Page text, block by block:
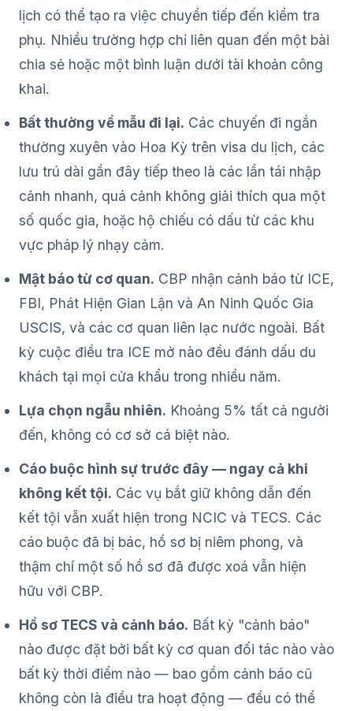
lịch có thể tạo ra việc chuyển tiếp đến kiểm tra
phụ. Nhiều trường hợp chỉ liên quan đến một bài
chia sẻ hoặc một bình luận dưới tài khoản công
khai.
Bất thường về mẫu đi lại. Các chuyến đi ngắn
thường xuyên vào Hoa Kỳ trên visa du lịch, các
lưu trú dài gần đây tiếp theo là các lần tái nhập
cảnh nhanh, quá cảnh không giải thích qua một
số quốc gia, hoặc hộ chiếu có dấu từ các khu
vực pháp lý nhạy cảm.
Mật báo từ cơ quan. CBP nhận cảnh báo từ ICE,
FBI, Phát Hiện Gian Lận và An Ninh Quốc Gia
USCIS, và các cơ quan liên lạc nước ngoài. Bất
kỳ cuộc điều tra ICE mở nào đều đánh dấu du
khách tại mọi cửa khẩu trong nhiều năm.
Lựa chọn ngẫu nhiên. Khoảng 5% tất cả người
đến, không có cơ sở cá biệt nào.
Cáo buộc hình sự trước đây — ngay cả khi
không kết tội. Các vụ bắt giữ không dẫn đến
kết tội vẫn xuất hiện trong NCIC và TECS. Các
cáo buộc đã bị bác, hồ sơ bị niêm phong, và
thậm chí một số hồ sơ đã được xoá vẫn hiện
hữu với CBP.
Hồ sơ TECS và cảnh báo. Bất kỳ "cảnh báo"
nào được đặt bởi bất kỳ cơ quan đối tác nào vào
bất kỳ thời điểm nào — bao gồm cảnh báo cũ
không còn là điều tra hoạt động — đều có thể